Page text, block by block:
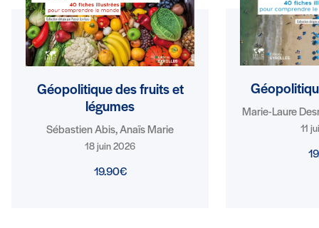
Géopolitique des fruits et
légumes
Sébastien Abis, Anaïs Marie
18 juin 2026
19.90€
Marie-Laure
11